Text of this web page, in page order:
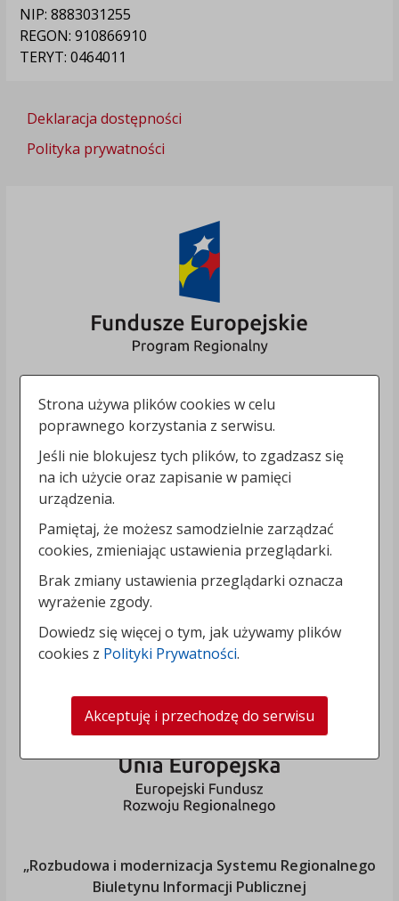
NIP: 8883031255
REGON: 910866910
TERYT: 0464011
Deklaracja dostępności
Polityka prywatności
„Rozbudowa i modernizacja Systemu Regionalnego
Biuletynu Informacji Publicznej
Strona używa plików cookies w celu
poprawnego korzystania z serwisu.
Jeśli nie blokujesz tych plików, to zgadzasz się
na ich użycie oraz zapisanie w pamięci
urządzenia.
Pamiętaj, że możesz samodzielnie zarządzać
cookies, zmieniając ustawienia przeglądarki.
Brak zmiany ustawienia przeglądarki oznacza
wyrażenie zgody.
Dowiedz się więcej o tym, jak używamy plików
cookies z Polityki Prywatności.
Akceptuję i przechodzę do serwisu